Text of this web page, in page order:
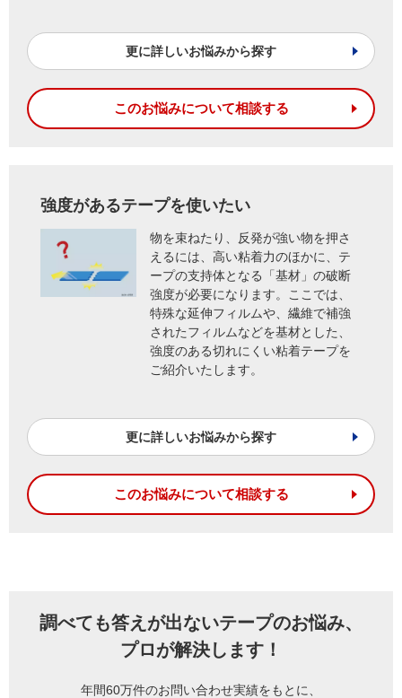
更に詳しいお悩みから探す
このお悩みについて相談する
強度があるテープを使いたい
物を束ねたり、反発が強い物を押さ
えるには、高い粘着力のほかに、テ
ープの支持体となる「基材」の破断
強度が必要になります。ここでは、
特殊な延伸フィルムや、繊維で補強
されたフィルムなどを基材とした、
強度のある切れにくい粘着テープを
ご紹介いたします。
更に詳しいお悩みから探す
このお悩みについて相談する
調べても答えが出ないテープのお悩み、
プロが解決します！
年間60万件のお問い合わせ実績をもとに、